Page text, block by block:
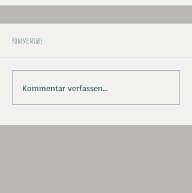
Kommentare
Kommentar verfassen...